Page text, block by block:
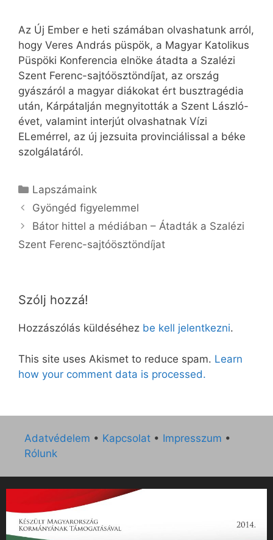
Az Új Ember e heti számában olvashatunk arról,
hogy Veres András püspök, a Magyar Katolikus
Püspöki Konferencia elnöke átadta a Szalézi
Szent Ferenc-sajtóösztöndíjat, az ország
gyászáról a magyar diákokat ért busztragédia
után, Kárpátalján megnyitották a Szent László-
évet, valamint interjút olvashatnak Vízi
ELemérrel, az új jezsuita provinciálissal a béke
szolgálatáról.
Kategória
Lapszámaink
Gyöngéd figyelemmel
Bátor hittel a médiában – Átadták a Szalézi
Szent Ferenc-sajtóösztöndíjat
Szólj hozzá!
Hozzászólás küldéséhez be kell jelentkezni.
This site uses Akismet to reduce spam. Learn
how your comment data is processed.
Adatvédelem • Kapcsolat • Impresszum •
Rólunk